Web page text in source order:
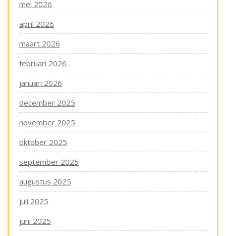
mei 2026
april 2026
maart 2026
februari 2026
januari 2026
december 2025
november 2025
oktober 2025
september 2025
augustus 2025
juli 2025
juni 2025